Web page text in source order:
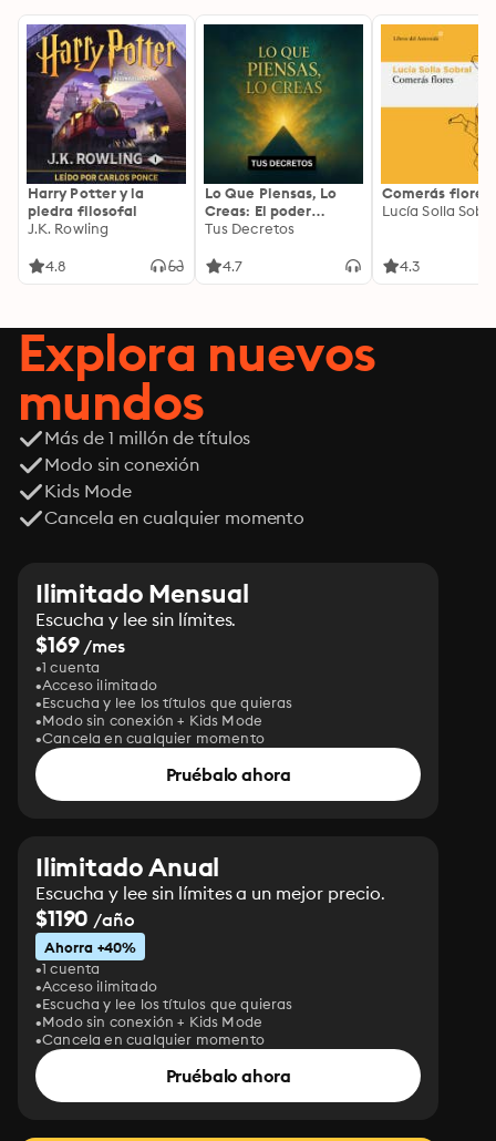
Harry Potter y la
piedra filosofal
J.K. Rowling
4.8
Lo Que Piensas, Lo
Creas: El poder
invisible de tus
tu energía para
Tus Decretos
4.7
Comerás flores
Lucía Solla
4.3
Explora nuevos
mundos
Más de 1 millón de títulos
Modo sin conexión
Kids Mode
Cancela en cualquier momento
Ilimitado Mensual
Escucha y lee sin límites.
$169/mes
1 cuenta
Acceso ilimitado
Escucha y lee los títulos que quieras
Modo sin conexión + Kids Mode
Cancela en cualquier momento
Pruébalo ahora
Ilimitado Anual
Escucha y lee sin límites a un mejor precio.
$1190 /año
Ahorra +40%
1 cuenta
Acceso ilimitado
Escucha y lee los títulos que quieras
Modo sin conexión + Kids Mode
Cancela en cualquier momento
Pruébalo ahora